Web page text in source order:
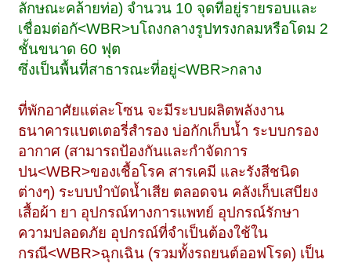
ลักษณะคล้ายท่อ) จำนวน 10 จุดที่อยู่รายรอบและ
เชื่อมต่อกั<WBR>บโถงกลางรูปทรงกลมหรือโดม 2
ชั้นขนาด 60 ฟุต
ซึ่งเป็นพื้นที่สาธารณะที่อยู่<WBR>กลาง
ที่พักอาศัยแต่ละโซน จะมีระบบผลิตพลังงาน
ธนาคารแบตเตอรี่สำรอง บ่อกักเก็บน้ำ ระบบกรอง
อากาศ (สามารถป้องกันและกำจัดการ
ปน<WBR>ของเชื้อโรค สารเคมี และรังสีชนิด
ต่างๆ) ระบบบำบัดน้ำเสีย ตลอดจน คลังเก็บเสบียง
เสื้อผ้า ยา อุปกรณ์ทางการแพทย์ อุปกรณ์รักษา
ความปลอดภัย อุปกรณ์ที่จำเป็นต้องใช้ใน
กรณี<WBR>ฉุกเฉิน (รวมทั้งรถยนต์ออฟโรด) เป็น